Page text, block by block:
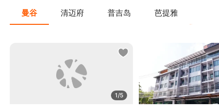
曼谷 清迈府 普吉岛 芭提雅
1/5